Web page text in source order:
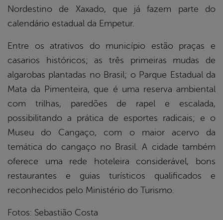
Nordestino de Xaxado, que já fazem parte do
calendário estadual da Empetur.
Entre os atrativos do município estão praças e
casarios históricos; as três primeiras mudas de
algarobas plantadas no Brasil; o Parque Estadual da
Mata da Pimenteira, que é uma reserva ambiental
com trilhas, paredões de rapel e escalada,
possibilitando a prática de esportes radicais; e o
Museu do Cangaço, com o maior acervo da
temática do cangaço no Brasil. A cidade também
oferece uma rede hoteleira considerável, bons
restaurantes e guias turísticos qualificados e
reconhecidos pelo Ministério do Turismo.
Fotos: Sebastião Costa